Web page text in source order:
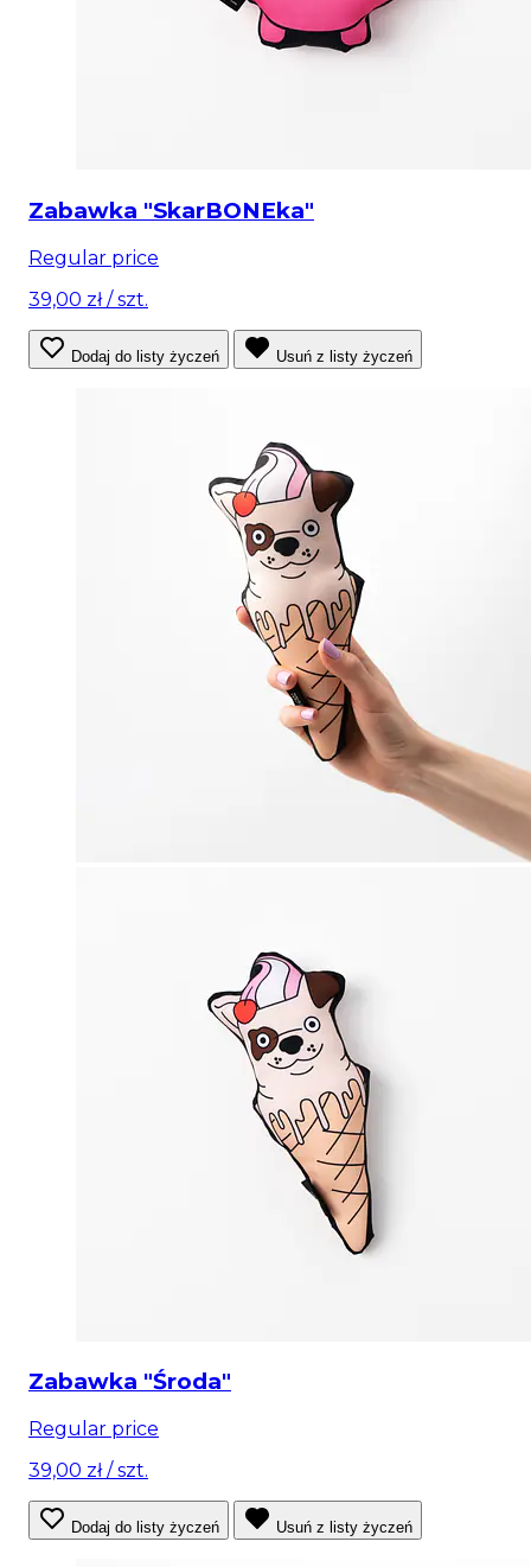
Zabawka "SkarBONEka"
Regular price
39,00 zł/ szt.
Dodaj do listy życzeń Usuń z listy życzeń
Zabawka "Środa"
Regular price
39,00 zł/ szt.
Dodaj do listy życzeń Usuń z listy życzeń